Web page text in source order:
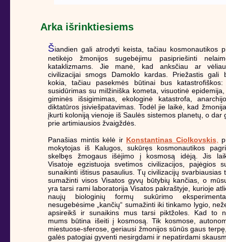
Arka išrinktiesiems
Šiandien gali atrodyti keista, tačiau kosmonautikos
netikėjo žmonijos sugebėjimu pasipriešinti
kataklizmams. Jie manė, kad anksčiau ar
civilizacijai smogs Damoklo kardas. Priežastis gali
kokia, tačiau pasekmės būtinai bus katastrofiškos:
susidūrimas su milžiniška kometa, visuotinė
giminės išsigimimas, ekologinė katastrofa,
diktatūros įsiviešpatavimas. Todėl jie laikė, kad
įkurti koloniją vienoje iš Saulės sistemos planetų, o dar
prie artimiausios žvaigždės.
Panašias mintis kėlė ir Konstantinas Ciolkovskis,
mokytojas iš Kalugos, sukūręs kosmonautikos
skelbęs žmogaus išėjimo į kosmosą idėją. Jis
Visatoje egzistuoja svetimos civilizacijos, pajėgios
sunaikinti ištisus pasaulius. Tų civilizacijų svarbiausias
sumažinti visos Visatos gyvų būtybių kančias, o
yra tarsi rami laboratorija Visatos pakraštyje, kurioje
naujų biologinių formų sukūrimo
nesugebėsime „kančių“ sumažinti iki tinkamo lygio,
apsireikš ir sunaikins mus tarsi piktžoles. Kad to
mums būtina išeiti į kosmosą. Tik kosmose,
miestuose-sferose, geriausi žmonijos sūnūs gaus
galės patogiai gyventi nesirgdami ir nepatirdami